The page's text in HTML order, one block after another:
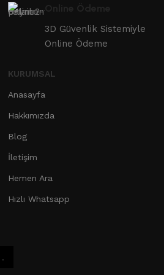
Online Ödeme
3D Güvenlik Sistemiyle
Online Ödeme
KURUMSAL
Anasayfa
Hakkımızda
Blog
İletişim
Hemen Ara
Hızlı Whatsapp
.